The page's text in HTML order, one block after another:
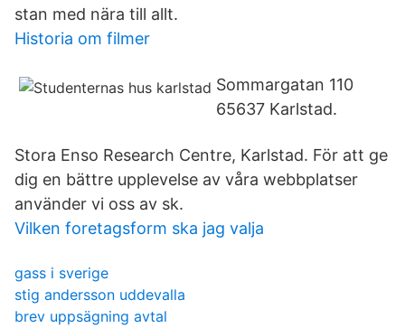
stan med nära till allt.
Historia om filmer
Sommargatan 110
65637 Karlstad.
Stora Enso Research Centre, Karlstad. För att ge
dig en bättre upplevelse av våra webbplatser
använder vi oss av sk.
Vilken foretagsform ska jag valja
gass i sverige
stig andersson uddevalla
brev uppsägning avtal